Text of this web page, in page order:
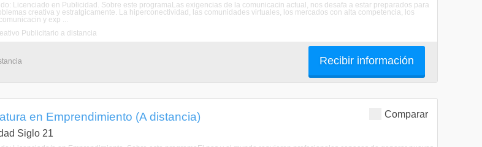
Licenciado en Publicidad. Sobre este programaLas exigencias de la comunicacin actual, nos desafa a estar preparados para
creativa y estratgicamente. La hiperconectividad, las comunidades virtuales, los mercados con alta competencia, los
y exp ...
Publicitario a distancia
Recibir información
Comparar
en Emprendimiento (A distancia)
Siglo 21